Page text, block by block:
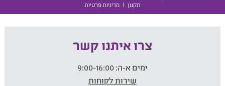
תקנון | מדיניות פרטיות
צרו איתנו קשר
ימים א-ה:
שירות לקוחות